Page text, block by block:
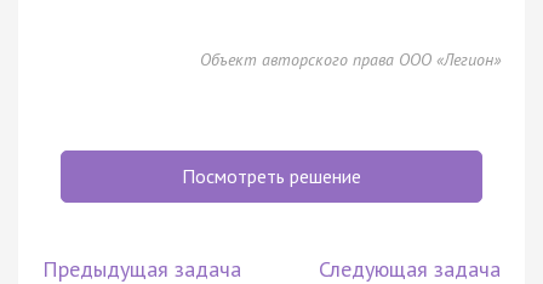
Объект авторского права ООО «Легион»
Посмотреть решение
Предыдущая задача Следующая задача